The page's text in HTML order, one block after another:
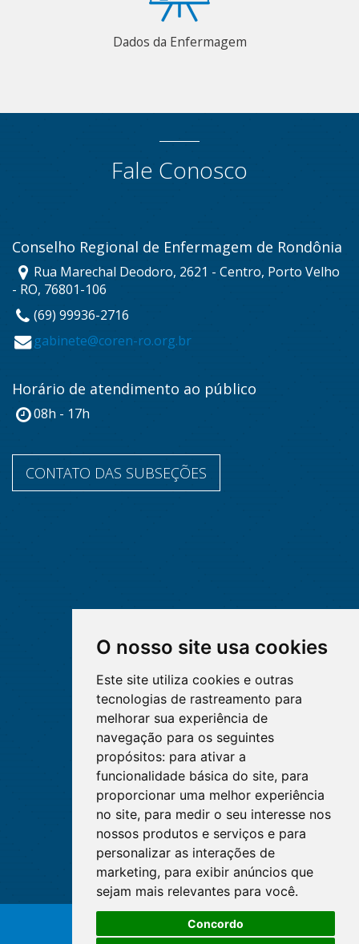
O nosso site usa cookies
Este site utiliza cookies e outras
tecnologias de rastreamento para
melhorar sua experiência de
navegação para os seguintes
propósitos: para ativar a
funcionalidade básica do site, para
proporcionar uma melhor experiência
no site, para medir o seu interesse nos
nossos produtos e serviços e para
personalizar as interações de
marketing, para exibir anúncios que
sejam mais relevantes para você.
Concordo
Dados da Enfermagem
Fale Conosco
Conselho Regional de Enfermagem de Rondônia
Rua Marechal Deodoro, 2621 - Centro, Porto Velho
- RO, 76801-106
(69) 99936-2716
gabinete@coren-ro.org.br
Horário de atendimento ao público
08h - 17h
CONTATO DAS SUBSEÇÕES
© Copyright 2026 - Cofen/CORENs